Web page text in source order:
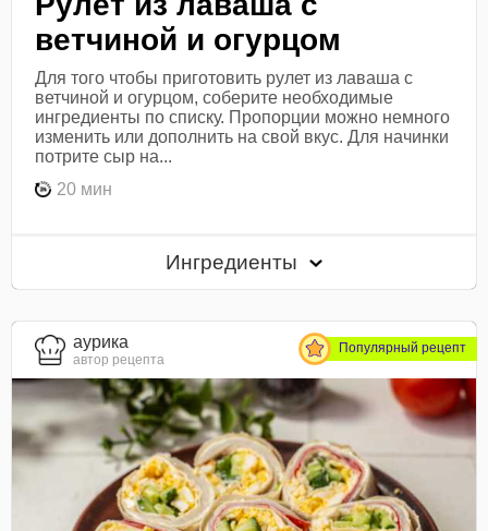
ветчиной и огурцом
Для того чтобы приготовить рулет из лаваша с
ветчиной и огурцом, соберите необходимые
ингредиенты по списку. Пропорции можно немного
изменить или дополнить на свой вкус. Для начинки
потрите сыр на...
20 мин
Ингредиенты
aурика
автор рецепта
Популярный рецепт